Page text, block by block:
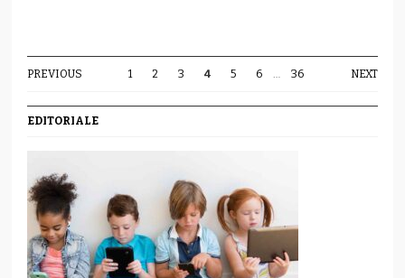
PREVIOUS 1 2 3 4 5 6 … 36 NEXT
EDITORIALE